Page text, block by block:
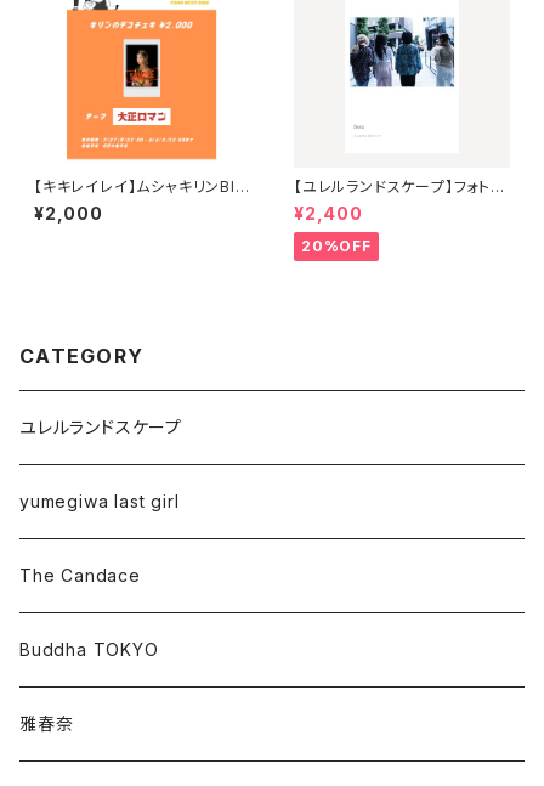
【キキレイレイ】ムシャキリンBIR
THDAY GOODS「キリンのデコ
チェキ」
¥2,000
【ユレルランドスケープ】フォトブ
ック
¥2,400
20%OFF
CATEGORY
ユレルランドスケープ
yumegiwa last girl
The Candace
Buddha TOKYO
雅春奈